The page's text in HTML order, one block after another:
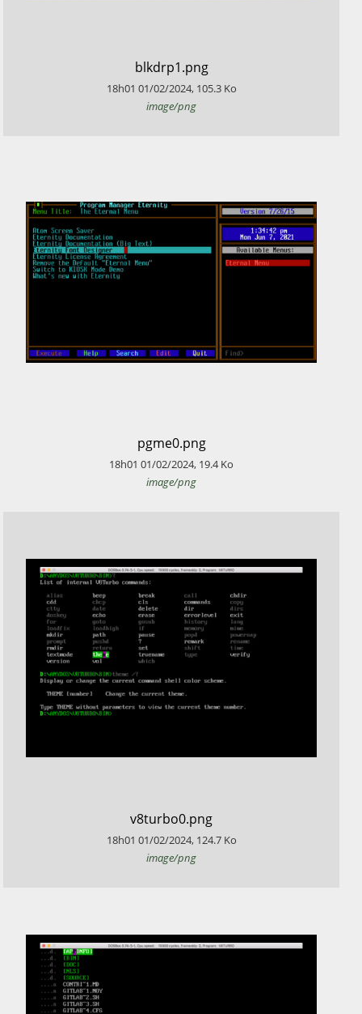
​blkdrp1.png
18h01 01/02/2024, 105.3 Ko
image/png
​pgme0.png
18h01 01/02/2024, 19.4 Ko
image/png
​v8turbo0.png
18h01 01/02/2024, 124.7 Ko
image/png